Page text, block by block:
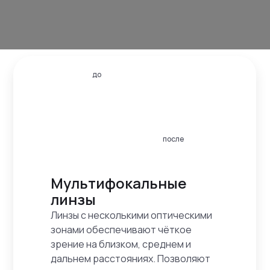
Мультифокальные
линзы
Линзы с несколькими оптическими
зонами обеспечивают чёткое
зрение на близком, среднем и
дальнем расстояниях. Позволяют
после
до